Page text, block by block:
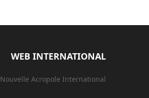
WEB INTERNATIONAL
Nouvelle Acropole International